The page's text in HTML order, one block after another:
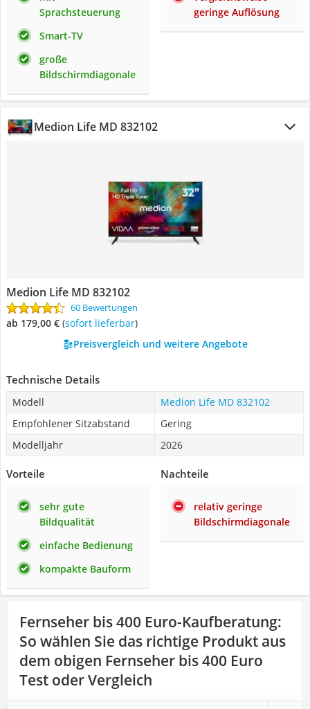
Sprachsteuerung
Smart-TV
große
Bildschirmdiagonale
geringe Auflösung
Medion Life MD 832102
Medion Life MD 832102
60 Bewertungen
ab 179,00 € ( Sofort lieferbar)
Preisvergleich und weitere Angebote
Technische Details
Modell
Medion Life MD 832102
Empfohlener Sitzabstand
Gering
Modelljahr
2026
Vorteile
sehr gute
Bildqualität
einfache Bedienung
kompakte Bauform
Nachteile
relativ geringe
Bildschirmdiagonale
Fernseher bis 400 Euro-Kaufberatung:
So wählen Sie das richtige Produkt aus
dem obigen Fernseher bis 400 Euro
Test oder Vergleich